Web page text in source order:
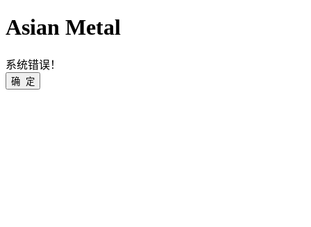
Asian Metal
系统错误！